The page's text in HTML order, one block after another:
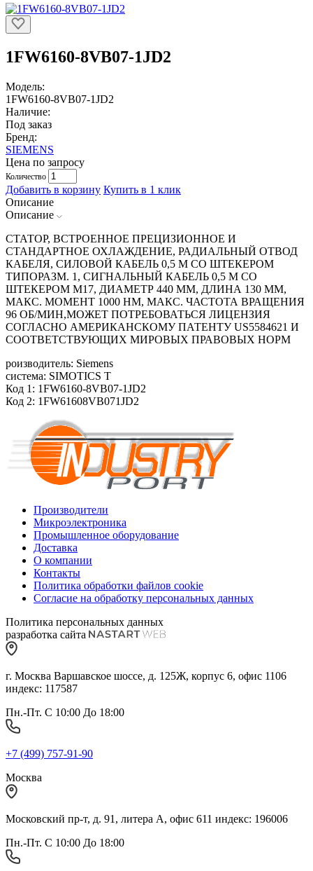
1FW6160-8VB07-1JD2
Модель:
1FW6160-8VB07-1JD2
Наличие:
Под заказ
Бренд:
SIEMENS
Цена по запросу
Количество
Добавить в корзину Купить в 1 клик
Описание
Описание
СТАТОР, ВСТРОЕННОЕ ПРЕЦИЗИОННОЕ И
СТАНДАРТНОЕ ОХЛАЖДЕНИЕ, РАДИАЛЬНЫЙ ОТВОД
КАБЕЛЯ, СИЛОВОЙ КАБЕЛЬ 0,5 М СО ШТЕКЕРОМ
ТИПОРАЗМ. 1, СИГНАЛЬНЫЙ КАБЕЛЬ 0,5 М СО
ШТЕКЕРОМ М17, ДИАМЕТР 440 ММ, ДЛИНА 130 ММ,
МАКС. МОМЕНТ 1000 HM, МАКС. ЧАСТОТА ВРАЩЕНИЯ
96 ОБ/MИН,МОЖЕТ ПОТРЕБОВАТЬСЯ ЛИЦЕНЗИЯ
СОГЛАСНО АМЕРИКАНСКОМУ ПАТЕНТУ US5584621 И
СООТВЕТСТВУЮЩИХ МИРОВЫХ ПРАВОВЫХ НОРМ
роизводитель: Siemens
система: SIMOTICS T
Код 1: 1FW6160-8VB07-1JD2
Код 2: 1FW61608VB071JD2
Производители
Микроэлектроника
Промышленное оборудование
Доставка
О компании
Контакты
Политика обработки файлов cookie
Согласие на обработку персональных данных
Политика персональных данных
разработка сайта
г. Москва Варшавское шоссе, д. 125Ж, корпус 6, офис 1106
индекс: 117587
Пн.-Пт. С 10:00 До 18:00
+7 (499) 757-91-90
Москва
Московский пр-т, д. 91, литера А, офис 611 индекс: 196006
Пн.-Пт. С 10:00 До 18:00